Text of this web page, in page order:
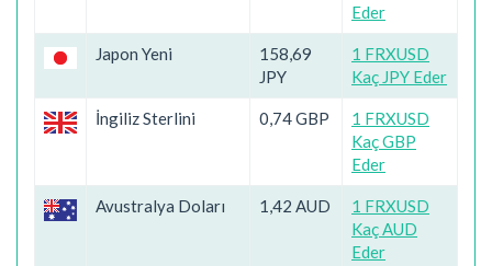
Eder
Japon Yeni
158,69
JPY
1 FRXUSD
Kaç JPY Eder
İngiliz Sterlini 0,74 GBP
1 FRXUSD
Kaç GBP
Eder
Avustralya Doları 1,42 AUD
1 FRXUSD
Kaç AUD
Eder